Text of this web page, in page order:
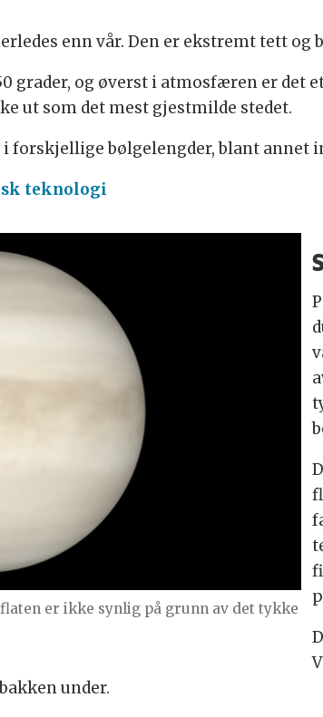
enn vår. Den er ekstremt tett og
grader, og øverst i atmosfæren er det
ut som det mest gjestmilde stedet.
forskjellige bølgelengder, blant annet
teknologi
er ikke synlig på grunn av det tykke
under.